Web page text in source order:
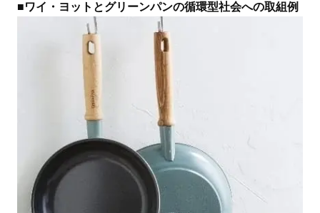
■ワイ・ヨットとグリーンパンの循環型社会への取組例